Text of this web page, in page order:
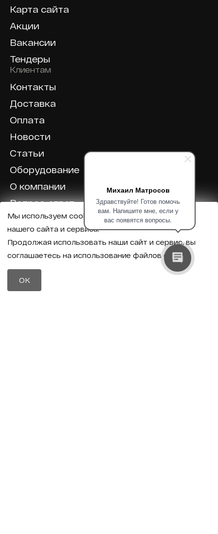
Михаил Матросов
Здравствуйте! Готов помочь
вам. Напишите мне, если у
вас появятся вопросы.
Карта сайта
Акции
Вакансии
Тендеры
Клиентам
Контакты
Доставка
Оплата
Новости
Статьи
Оборудование
О компании
Вопрос-ответ
Отзывы
Политика конфиденциальности
Политика обработки персональных данных
8 (800) 600-40-37
Мы используем cookie для корректной работы
нашего сайта и сервиса.
Продолжая использовать наши сайт и сервис, вы
соглашаетесь на использование файлов cookie.
OK